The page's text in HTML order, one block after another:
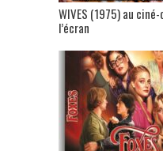
WIVES (1975) au
l’écran